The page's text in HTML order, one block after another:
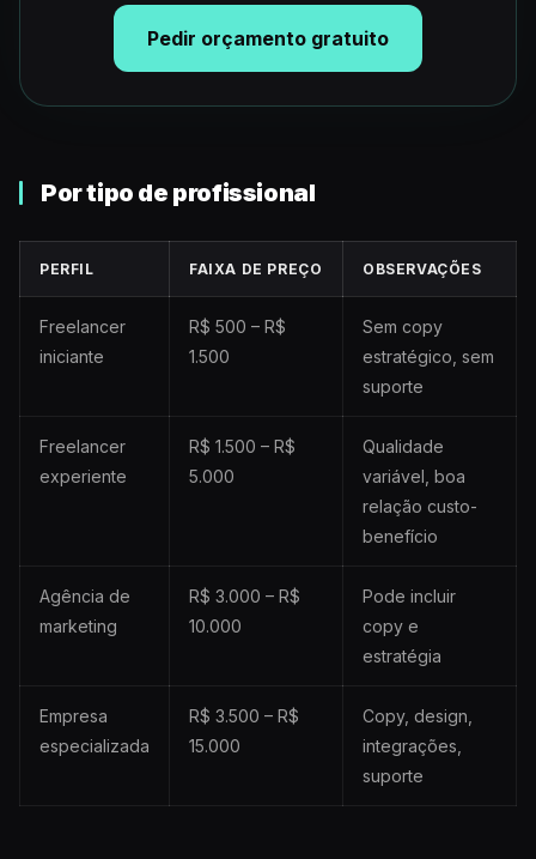
Pedir orçamento gratuito
Por tipo de profissional
PERFIL FAIXA DE PREÇO OBSERVAÇÕES
Freelancer
iniciante
R$ 500 – R$
1.500
Sem copy
estratégico, sem
suporte
Freelancer
experiente
R$ 1.500 – R$
5.000
Qualidade
variável, boa
relação custo-
benefício
Agência de
marketing
R$ 3.000 – R$
10.000
Pode incluir
copy e
estratégia
Empresa
especializada
R$ 3.500 – R$
15.000
Copy, design,
integrações,
suporte